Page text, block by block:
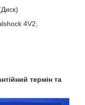
4V2;
термін та